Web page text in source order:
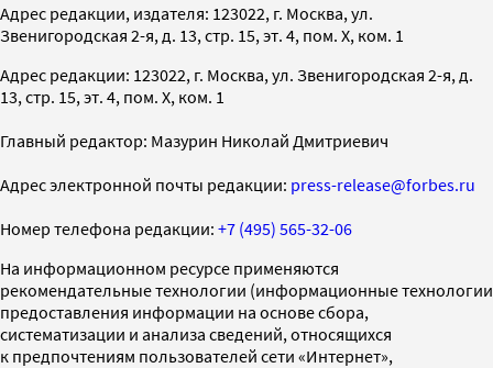
Адрес редакции, издателя: 123022, г. Москва, ул.
Звенигородская 2-я, д. 13, стр. 15, эт. 4, пом. X, ком. 1
Адрес редакции: 123022, г. Москва, ул. Звенигородская 2-я, д.
13, стр. 15, эт. 4, пом. X, ком. 1
Главный редактор: Мазурин Николай Дмитриевич
Адрес электронной почты редакции: press-release@forbes.ru
Номер телефона редакции: +7 (495) 565-32-06
На информационном ресурсе применяются
рекомендательные технологии (информационные технологии
предоставления информации на основе сбора,
систематизации и анализа сведений, относящихся
к предпочтениям пользователей сети «Интернет»,